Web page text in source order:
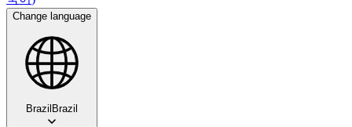
Change language
BrazilBrazil